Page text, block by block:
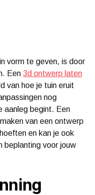
vorm te geven, is door
Een 3d ontwerp laten
van hoe je tuin eruit
nog
aanleg begint. Een
van een ontwerp
en kan je ook
beplanting voor jouw